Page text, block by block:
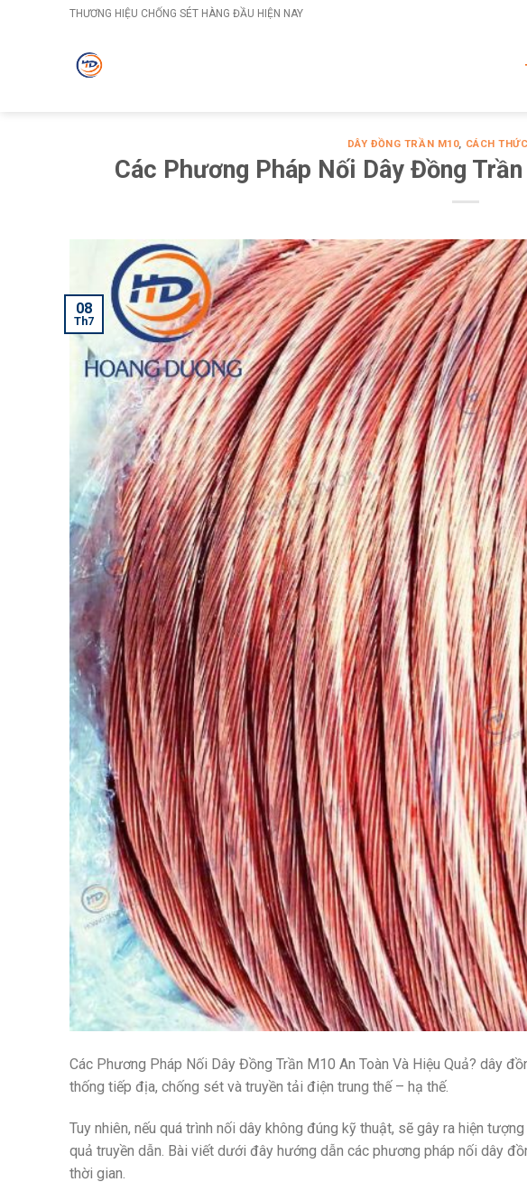
THƯƠNG HIỆU CHỐNG SÉT HÀNG ĐẦU HIỆN NAY
DÂY ĐỒNG TRẦN M10, CÁCH
Các Phương Pháp Nối Dây Đồng
08
Th7
Các Phương Pháp Nối Dây Đồng Trần M10 An Toàn Và Hiệu Quả? dây
thống tiếp địa, chống sét và truyền tải điện trung thế – hạ thế.
Tuy nhiên, nếu quá trình nối dây không đúng kỹ thuật, sẽ gây ra hiện
quả truyền dẫn. Bài viết dưới đây hướng dẫn các phương pháp nối dây
thời gian.